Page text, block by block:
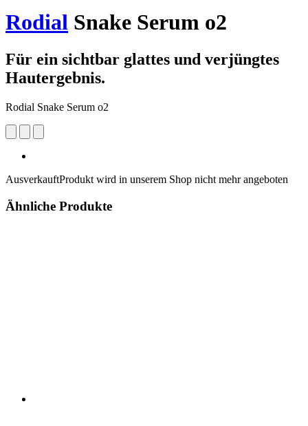
Rodial Snake Serum o2
Für ein sichtbar glattes und verjüngtes
Hautergebnis.
Rodial Snake Serum o2
AusverkauftProdukt wird in unserem Shop nicht mehr angeboten
Ähnliche Produkte